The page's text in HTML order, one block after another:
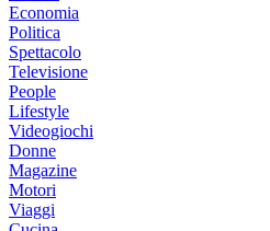
Economia
Politica
Spettacolo
Televisione
People
Lifestyle
Videogiochi
Donne
Magazine
Motori
Viaggi